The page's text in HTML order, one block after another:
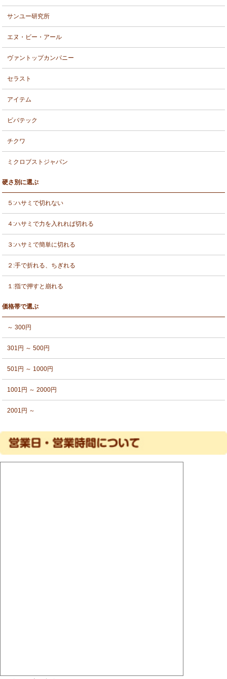
サンユー研究所
エヌ・ビー・アール
ヴァントップカンパニー
セラスト
アイテム
ビバテック
チクワ
ミクロブストジャパン
硬さ別に選ぶ
５:ハサミで切れない
４:ハサミで力を入れれば切れる
３:ハサミで簡単に切れる
２:手で折れる、ちぎれる
１:指で押すと崩れる
価格帯で選ぶ
～ 300円
301円 ～ 500円
501円 ～ 1000円
1001円 ～ 2000円
2001円 ～